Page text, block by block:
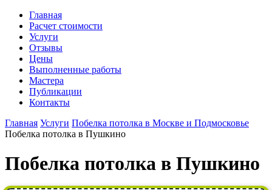
Главная
Расчет стоимости
Услуги
Отзывы
Цены
Выполненные работы
Мастера
Публикации
Контакты
Главная Услуги Побелка потолка в Москве и Подмосковье
Побелка потолка в Пушкино
Побелка потолка в Пушкино